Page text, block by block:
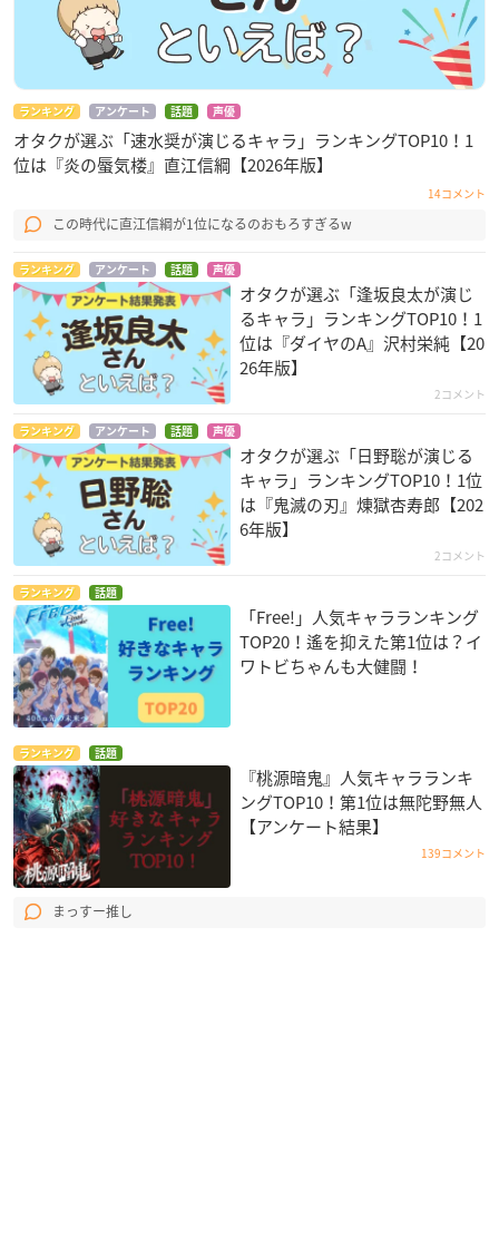
ランキング アンケート 話題 声優
オタクが選ぶ「速水奨が演じるキャラ」ランキングTOP10！1
位は『炎の蜃気楼』直江信綱【2026年版】
14コメント
この時代に直江信綱が1位になるのおもろすぎるw
ランキング アンケート 話題 声優
オタクが選ぶ「逢坂良太が演じ
るキャラ」ランキングTOP10！1
位は『ダイヤのA』沢村栄純【20
26年版】
2コメント
ランキング アンケート 話題 声優
オタクが選ぶ「日野聡が演じる
キャラ」ランキングTOP10！1位
は『鬼滅の刃』煉󠄁獄杏寿郎【202
6年版】
2コメント
ランキング 話題
「Free!」人気キャラランキング
TOP20！遙を抑えた第1位は？イ
ワトビちゃんも大健闘！
ランキング 話題
『桃源暗鬼』人気キャラランキ
ングTOP10！第1位は無陀野無人
【アンケート結果】
139コメント
まっすー推し